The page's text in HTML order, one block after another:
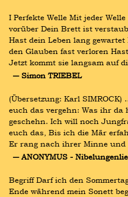
I Perfekte Welle Mit jeder
vorüber Dein Brett ist
Hast dein Leben lang
den Glauben fast verloren
Jetzt kommt sie langsam auf
― Simon TRIEBEL
(Übersetzung: Karl
euch das vergehn: Was ihr
geschehn. Ich will noch
euch das, Bis ich die Mär
Er rang nach ihrer Minne
― ANONYMUS -
Begriff Darf ich den
Ende während mein Sonett